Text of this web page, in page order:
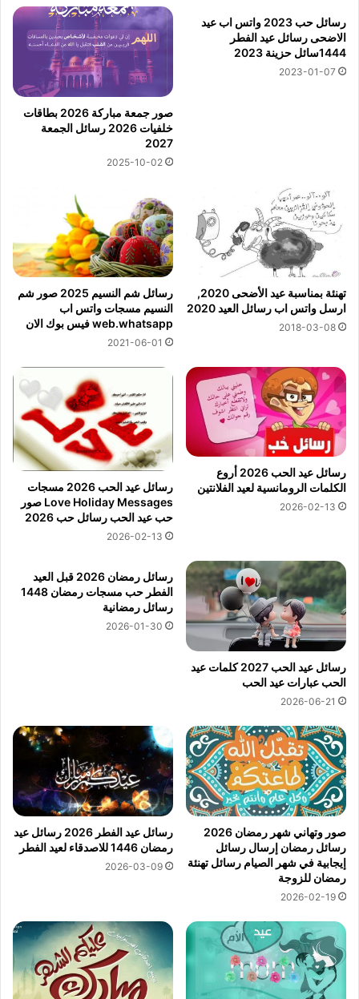
رسائل حب 2023 واتس اب عيد
الاضحى رسائل عيد الفطر
1444سائل حزينة 2023
2023-01-07
صور جمعة مباركة 2026 بطاقات
خلفيات 2026 رسائل الجمعة
2027
2025-10-02
تهنئة بمناسبة عيد الأضحى 2020,
ارسل واتس اب رسائل العيد 2020
2018-03-08
رسائل شم النسيم 2025 صور شم
النسيم مسجات واتس اب
web.whatsapp فيس بوك الان
2021-06-01
رسائل عيد الحب 2026 أروع
الكلمات الرومانسية لعيد الفلانتين
2026-02-13
رسائل عيد الحب 2026 مسجات
Love Holiday Messages صور
حب عيد الحب رسائل حب 2026
2026-02-13
رسائل عيد الحب 2027 كلمات عيد
الحب عبارات عيد الحب
2026-06-21
رسائل رمضان 2026 قبل العيد
الفطر حب مسجات رمضان 1448
رسائل رمضانية
2026-01-30
صور وتهاني شهر رمضان 2026
رسائل رمضان إرسال رسائل
إيجابية في شهر الصيام رسائل تهنئة
رمضان للزوجة
2026-02-19
رسائل عيد الفطر 2026 رسائل عيد
رمضان 1446 للاصدقاء لعيد الفطر
2026-03-09